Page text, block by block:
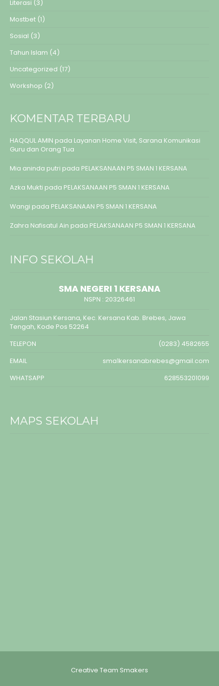
Literasi (3)
Mostbet (1)
Sosial (3)
Tahun Islam (4)
Uncategorized (17)
Workshop (2)
KOMENTAR TERBARU
HAQQUL AMIN pada Layanan Home Visit, Sarana Komunikasi
Guru dan Orang Tua
Mia aninda putri pada PELAKSANAAN P5 SMAN 1 KERSANA
Azka Mukti pada PELAKSANAAN P5 SMAN 1 KERSANA
Wangi pada PELAKSANAAN P5 SMAN 1 KERSANA
Zahra Nafisatul Ain pada PELAKSANAAN P5 SMAN 1 KERSANA
INFO SEKOLAH
SMA NEGERI 1 KERSANA
NSPN : 20326461
Jalan Stasiun Kersana, Kec. Kersana Kab. Brebes, Jawa
Tengah, Kode Pos 52264
TELEPON
(0283) 4582655
EMAIL
sma1kersanabrebes@gmail.com
WHATSAPP
628553201099
MAPS SEKOLAH
Creative Team Smakers